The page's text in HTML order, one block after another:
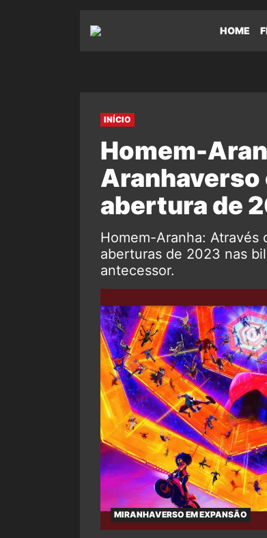
HOME
INÍCIO
Homem-
Aranhaverso
abertura de
Homem-Aranha: Através
aberturas de 2023 nas
antecessor.
MIRANHAVERSO EM EXPANSÃO